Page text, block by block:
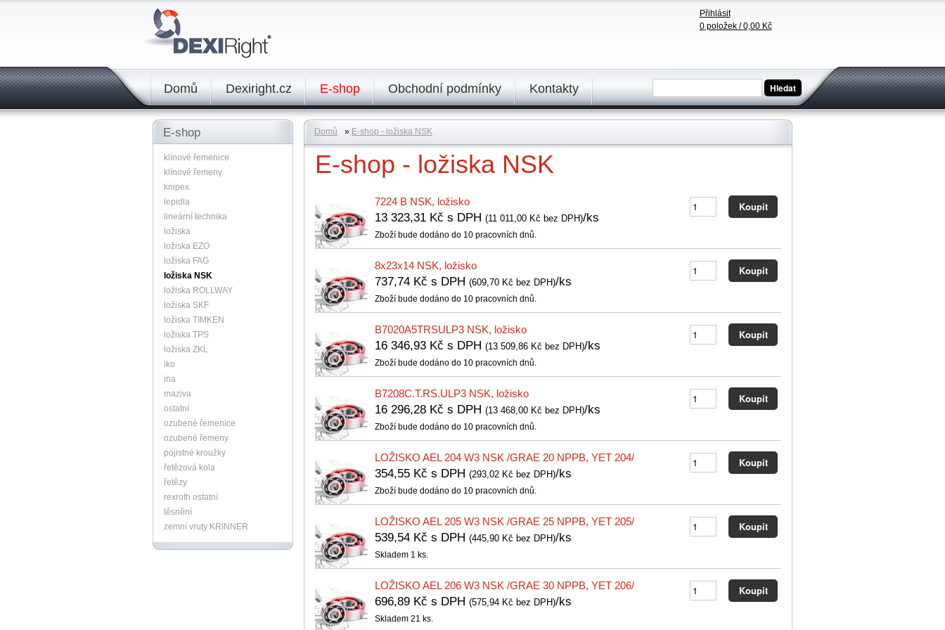
Přihlásit
0položek /0,00 Kč
Domů Dexiright.cz E-shop Obchodní podmínky Kontakty
Domů » E-shop - ložiska NSK
E-shop - ložiska NSK
7224 B NSK, ložisko
13 323,31 Kč s DPH (11 011,00 Kč bez DPH)/ks
Zboží bude dodáno do 10 pracovních dnů.
8x23x14 NSK, ložisko
737,74 Kč s DPH (609,70 Kč bez DPH)/ks
Zboží bude dodáno do 10 pracovních dnů.
B7020A5TRSULP3 NSK, ložisko
16 346,93 Kč s DPH (13 509,86 Kč bez DPH)/ks
Zboží bude dodáno do 10 pracovních dnů.
B7208C.T.RS.ULP3 NSK, ložisko
16 296,28 Kč s DPH (13 468,00 Kč bez DPH)/ks
Zboží bude dodáno do 10 pracovních dnů.
LOŽISKO AEL 204 W3 NSK /GRAE 20 NPPB, YET 204/
354,55 Kč s DPH (293,02 Kč bez DPH)/ks
Zboží bude dodáno do 10 pracovních dnů.
LOŽISKO AEL 205 W3 NSK /GRAE 25 NPPB, YET 205/
539,54 Kč s DPH (445,90 Kč bez DPH)/ks
Skladem 1 ks.
LOŽISKO AEL 206 W3 NSK /GRAE 30 NPPB, YET 206/
696,89 Kč s DPH (575,94 Kč bez DPH)/ks
Skladem 21 ks.
E-shop
klínové řemenice
klínové řemeny
knipex
lepidla
lineární technika
ložiska
ložiska EZO
ložiska FAG
ložiska NSK
ložiska ROLLWAY
ložiska SKF
ložiska TIMKEN
ložiska TPS
ložiska ZKL
iko
ina
maziva
ostatní
ozubené řemenice
ozubené řemeny
pojistné kroužky
řetězová kola
řetězy
rexroth ostatní
těsnění
zemní vruty KRINNER